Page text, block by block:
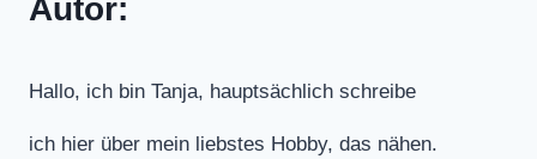
Autor:
Hallo, ich bin Tanja, hauptsächlich schreibe
ich hier über mein liebstes Hobby, das nähen.